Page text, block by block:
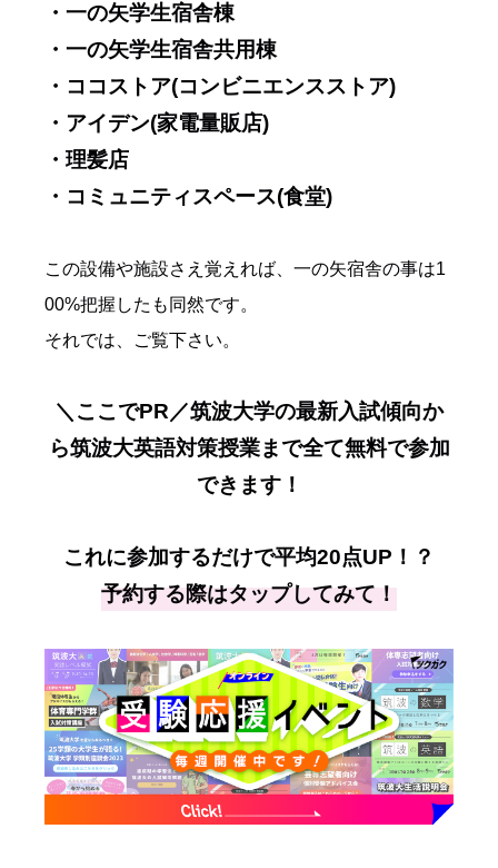
・一の矢学生宿舎棟
・一の矢学生宿舎共用棟
・ココストア(コンビニエンスストア)
・アイデン(家電量販店)
・理髪店
・コミュニティスペース(食堂)
この設備や施設さえ覚えれば、一の矢宿舎の事は1
00%把握したも同然です。
それでは、ご覧下さい。
＼ここでPR／筑波大学の最新入試傾向か
ら筑波大英語対策授業まで全て無料で参加
できます！
これに参加するだけで平均20点UP！？
予約する際はタップしてみて！